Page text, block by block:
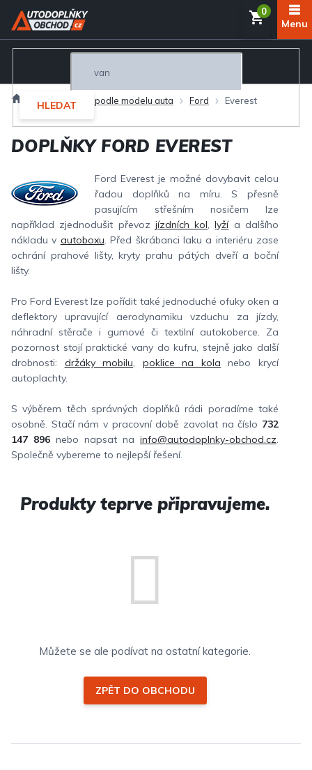
Přejít
obsah
HLEDAT
Autodoplňky podle modelu auta Ford Everest
DOPLŇKY FORD EVEREST
Ford Everest je možné dovybavit celou
řadou doplňků na míru. S přesně
pasujícím střešním nosičem lze
například zjednodušit převoz jízdních kol,lyžía dalšího
nákladu v autoboxu. Před škrábanci laku a interiéru zase
ochrání prahové lišty, kryty prahu pátých dveří a boční
lišty.
Pro Ford Everest lze pořídit také jednoduché ofuky oken a
deflektory upravující aerodynamiku vzduchu za jízdy,
náhradní stěrače i gumové či textilní autokoberce. Za
pozornost stojí praktické vany do kufru, stejně jako další
drobnosti: držáky mobilu, poklice na kola nebo krycí
autoplachty.
S výběrem těch správných doplňků rádi poradíme také
osobně. Stačí nám v pracovní době zavolat na číslo 732
147 896 nebo napsat na info@autodoplnky-obchod.cz.
Společně vybereme to nejlepší řešení.
Produkty teprve připravujeme.
Můžete se ale podívat na ostatní kategorie.
ZPĚT DO OBCHODU